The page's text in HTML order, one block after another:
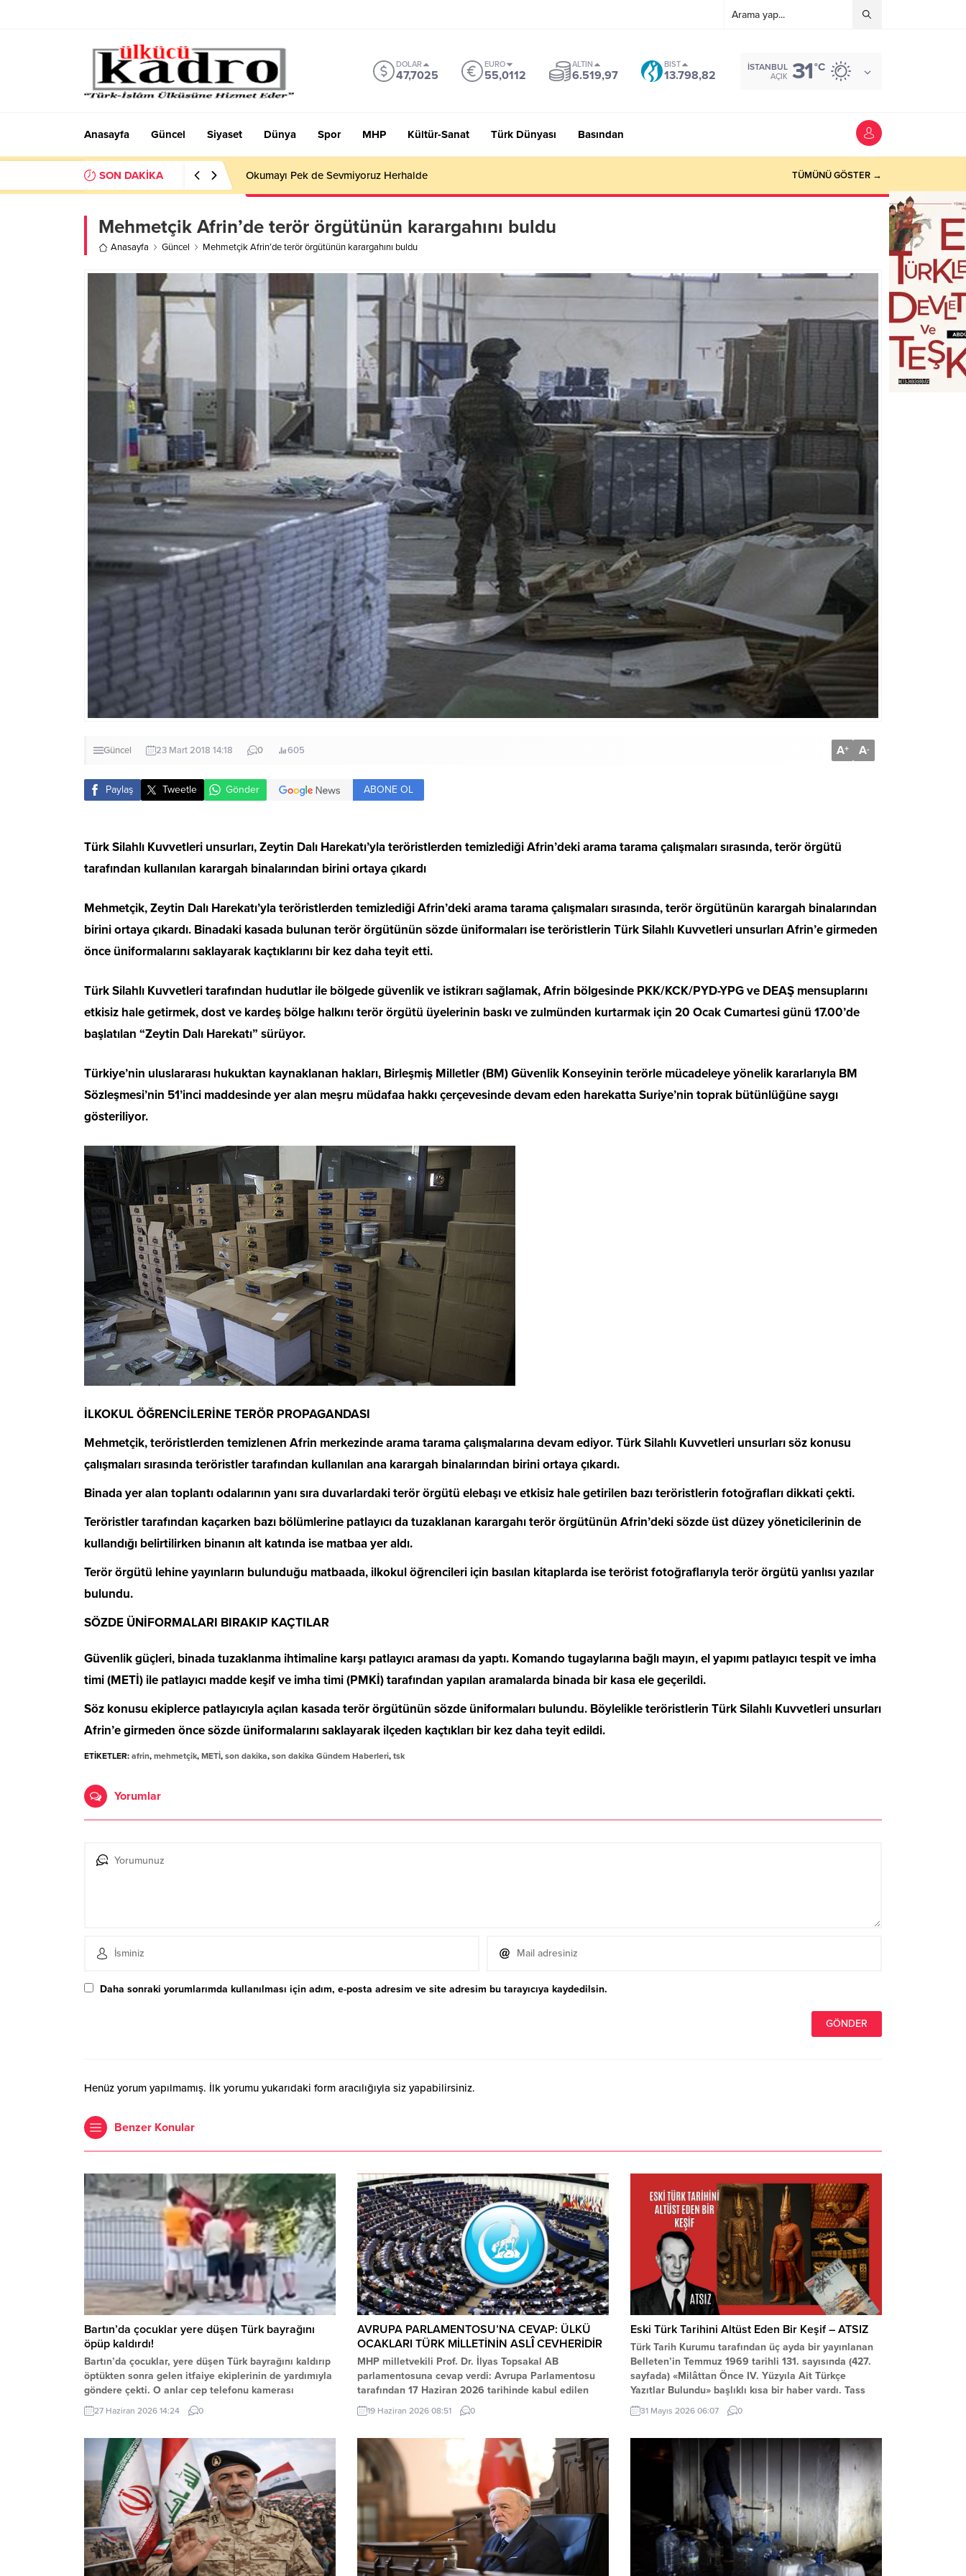
DOLAR
47,7025
EURO
55,0112
ALTIN
6.519,97
BIST
13.798,82
İSTANBUL
AÇIK 31°C
Anasayfa Güncel Siyaset Dünya Spor MHP Kültür-Sanat Türk Dünyası Basından
SON DAKİKA Okumayı Pek de Sevmiyoruz Herhalde TÜMÜNÜ GÖSTER →
Mehmetçik Afrin’de terör örgütünün karargahını buldu
Anasayfa Güncel Mehmetçik Afrin’de terör örgütünün karargahını buldu
Güncel 23 Mart 2018 14:18 0 605 A+ A-
Paylaş Tweetle Gönder ABONE OL
Türk Silahlı Kuvvetleri unsurları, Zeytin Dalı Harekatı’yla teröristlerden temizlediği Afrin’deki arama tarama çalışmaları sırasında, terör örgütü
tarafından kullanılan karargah binalarından birini ortaya çıkardı
Mehmetçik, Zeytin Dalı Harekatı’yla teröristlerden temizlediği Afrin’deki arama tarama çalışmaları sırasında, terör örgütünün karargah binalarından
birini ortaya çıkardı. Binadaki kasada bulunan terör örgütünün sözde üniformaları ise teröristlerin Türk Silahlı Kuvvetleri unsurları Afrin’e girmeden
önce üniformalarını saklayarak kaçtıklarını bir kez daha teyit etti.
Türk Silahlı Kuvvetleri tarafından hudutlar ile bölgede güvenlik ve istikrarı sağlamak, Afrin bölgesinde PKK/KCK/PYD-YPG ve DEAŞ mensuplarını
etkisiz hale getirmek, dost ve kardeş bölge halkını terör örgütü üyelerinin baskı ve zulmünden kurtarmak için 20 Ocak Cumartesi günü 17.00’de
başlatılan “Zeytin Dalı Harekatı” sürüyor.
Türkiye’nin uluslararası hukuktan kaynaklanan hakları, Birleşmiş Milletler (BM) Güvenlik Konseyinin terörle mücadeleye yönelik kararlarıyla BM
Sözleşmesi’nin 51’inci maddesinde yer alan meşru müdafaa hakkı çerçevesinde devam eden harekatta Suriye’nin toprak bütünlüğüne saygı
gösteriliyor.
İLKOKUL ÖĞRENCİLERİNE TERÖR PROPAGANDASI
Mehmetçik, teröristlerden temizlenen Afrin merkezinde arama tarama çalışmalarına devam ediyor. Türk Silahlı Kuvvetleri unsurları söz konusu
çalışmaları sırasında teröristler tarafından kullanılan ana karargah binalarından birini ortaya çıkardı.
Binada yer alan toplantı odalarının yanı sıra duvarlardaki terör örgütü elebaşı ve etkisiz hale getirilen bazı teröristlerin fotoğrafları dikkati çekti.
Teröristler tarafından kaçarken bazı bölümlerine patlayıcı da tuzaklanan karargahı terör örgütünün Afrin’deki sözde üst düzey yöneticilerinin de
kullandığı belirtilirken binanın alt katında ise matbaa yer aldı.
Terör örgütü lehine yayınların bulunduğu matbaada, ilkokul öğrencileri için basılan kitaplarda ise terörist fotoğraflarıyla terör örgütü yanlısı yazılar
bulundu.
SÖZDE ÜNİFORMALARI BIRAKIP KAÇTILAR
Güvenlik güçleri, binada tuzaklanma ihtimaline karşı patlayıcı araması da yaptı. Komando tugaylarına bağlı mayın, el yapımı patlayıcı tespit ve imha
timi (METİ) ile patlayıcı madde keşif ve imha timi (PMKİ) tarafından yapılan aramalarda binada bir kasa ele geçerildi.
Söz konusu ekiplerce patlayıcıyla açılan kasada terör örgütünün sözde üniformaları bulundu. Böylelikle teröristlerin Türk Silahlı Kuvvetleri unsurları
Afrin’e girmeden önce sözde üniformalarını saklayarak ilçeden kaçtıkları bir kez daha teyit edildi.
ETİKETLER: afrin, mehmetçik, METİ, son dakika, son dakika Gündem Haberleri, tsk
Yorumlar
Daha sonraki yorumlarımda kullanılması için adım, e-posta adresim ve site adresim bu tarayıcıya kaydedilsin.
Henüz yorum yapılmamış. İlk yorumu yukarıdaki form aracılığıyla siz yapabilirsiniz.
Benzer Konular
Bartın’da çocuklar yere düşen Türk bayrağını
öpüp kaldırdı!
Bartın’da çocuklar, yere düşen Türk bayrağını kaldırıp
öptükten sonra gelen itfaiye ekiplerinin de yardımıyla
göndere çekti. O anlar cep telefonu kamerası
tarafından kaydedildi. Yerden kaldırıp öptüler
Kemerköprü Mahallesi’nde dün akşam saatlerinde
bayrağı rüzgar nedeniyle ipinin kopmasıyla yere
düştü. Bu sırada parkta oynayan çocuklar yere...
27 Haziran 2026 14:24 0
AVRUPA PARLAMENTOSU’NA CEVAP: ÜLKÜ
OCAKLARI TÜRK MİLLETİNİN ASLÎ CEVHERİDİR
MHP milletvekili Prof. Dr. İlyas Topsakal AB
parlamentosuna cevap verdi: Avrupa Parlamentosu
tarafından 17 Haziran 2026 tarihinde kabul edilen
Türkiye Raporu, teknik bir ilerleme belgesi olmaktan
ziyade, Türkiye-AB ilişkilerinin gerilimli fay hatlarını
alan bir siyasi pozisyon belgesi niteliğindedir.
Raporun içeriği, Türkiye’nin iç siyasi dengelerine...
19 Haziran 2026 08:51 0
Eski Türk Tarihini Altüst Eden Bir Keşif – ATSIZ
Türk Tarih Kurumu tarafından üç ayda bir yayınlanan
Belleten’in Temmuz 1969 tarihli 131. sayısında (427.
sayfada) «Milâttan Önce IV. Yüzyıla Ait Türkçe
Yazıtlar Bulundu» başlıklı kısa bir haber vardı. Tass
Ajansı’nın Alma Ata kaynaklı bir haberinde, bu
yazıtlarda yapılan incelemelere göre, bunların
merkezi...
31 Mayıs 2026 06:07 0